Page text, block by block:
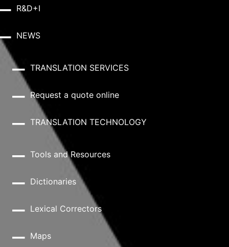
R&D+I
NEWS
TRANSLATION SERVICES
Request a quote online
TRANSLATION TECHNOLOGY
Tools and Resources
Dictionaries
Lexical Correctors
Maps